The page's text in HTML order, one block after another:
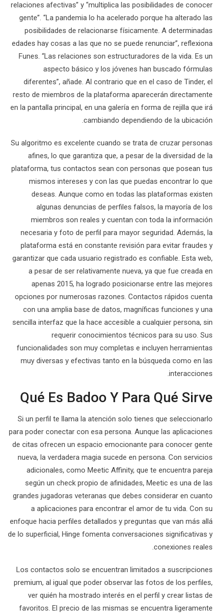
relaciones afectivas” y “multiplica las posibilidades de conocer
gente”. “La pandemia lo ha acelerado porque ha alterado las
posibilidades de relacionarse físicamente. A determinadas
edades hay cosas a las que no se puede renunciar”, reflexiona
Funes. “Las relaciones son estructuradores de la vida. Es un
aspecto básico y los jóvenes han buscado fórmulas
diferentes”, añade. Al contrario que en el caso de Tinder, el
resto de miembros de la plataforma aparecerán directamente
en la pantalla principal, en una galería en forma de rejilla que irá
cambiando dependiendo de la ubicación.
Su algoritmo es excelente cuando se trata de cruzar personas
afines, lo que garantiza que, a pesar de la diversidad de la
plataforma, tus contactos sean con personas que posean tus
mismos intereses y con las que puedas encontrar lo que
deseas. Aunque como en todas las plataformas existen
algunas denuncias de perfiles falsos, la mayoría de los
miembros son reales y cuentan con toda la información
necesaria y foto de perfil para mayor seguridad. Además, la
plataforma está en constante revisión para evitar fraudes y
garantizar que cada usuario registrado es confiable. Esta web,
a pesar de ser relativamente nueva, ya que fue creada en
apenas 2015, ha logrado posicionarse entre las mejores
opciones por numerosas razones. Contactos rápidos cuenta
con una amplia base de datos, magníficas funciones y una
sencilla interfaz que la hace accesible a cualquier persona, sin
requerir conocimientos técnicos para su uso. Sus
funcionalidades son muy completas e incluyen herramientas
muy diversas y efectivas tanto en la búsqueda como en las
interacciones.
Qué Es Badoo Y Para Qué Sirve
Si un perfil te llama la atención solo tienes que seleccionarlo
para poder conectar con esa persona. Aunque las aplicaciones
de citas ofrecen un espacio emocionante para conocer gente
nueva, la verdadera magia sucede en persona. Con servicios
adicionales, como Meetic Affinity, que te encuentra pareja
según un check propio de afinidades, Meetic es una de las
grandes jugadoras veteranas que debes considerar en cuanto
a aplicaciones para encontrar el amor de tu vida. Con su
enfoque hacia perfiles detallados y preguntas que van más allá
de lo superficial, Hinge fomenta conversaciones significativas y
conexiones reales.
Los contactos solo se encuentran limitados a suscripciones
premium, al igual que poder observar las fotos de los perfiles,
ver quién ha mostrado interés en el perfil y crear listas de
favoritos. El precio de las mismas se encuentra ligeramente